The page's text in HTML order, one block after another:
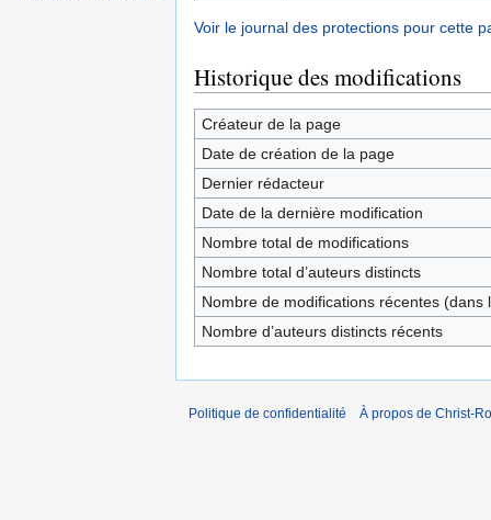
Voir le journal des protections pour cette
Historique des modifications
Créateur de la page
Date de création de la page
Dernier rédacteur
Date de la dernière modification
Nombre total de modifications
Nombre total d’auteurs distincts
Nombre de modifications récentes (dans
Nombre d’auteurs distincts récents
Politique de confidentialité À propos de Christ-